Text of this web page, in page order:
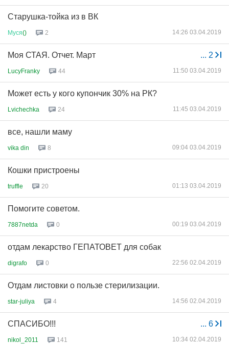
Старушка-тойка из в ВК
Муся() 2 14:26 03.04.2019
... 2
Моя СТАЯ. Отчет. Март
LucyFranky 44 11:50 03.04.2019
Может есть у кого купончик 30% на РК?
Lvichechka 24 11:45 03.04.2019
все, нашли маму
vika din 8 09:04 03.04.2019
Кошки пристроены
truffle 20 01:13 03.04.2019
Помогите советом.
7887netda 0 00:19 03.04.2019
отдам лекарство ГЕПАТОВЕТ для собак
digrafo 0 22:56 02.04.2019
Отдам листовки о пользе стерилизации.
star-juliya 4 14:56 02.04.2019
... 6
СПАСИБО!!!
nikol_2011 141 10:34 02.04.2019